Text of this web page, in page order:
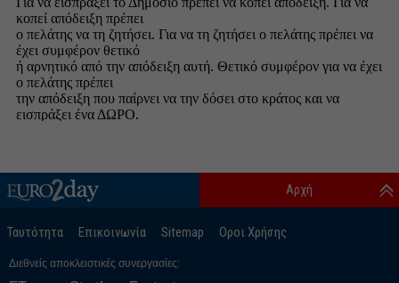
Ταυτότητα Επικοινωνία Sitemap Οροι Χρήσης
Αρχή
Διεθνείς αποκλειστικές συνεργασίες: